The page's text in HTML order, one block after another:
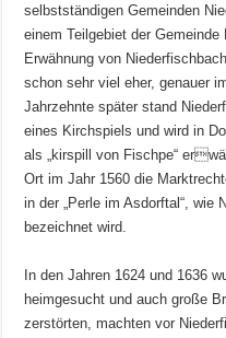
selbstständigen Gemeinden
einem Teilgebiet der
Erwähnung von
schon sehr viel eher, genauer
Jahrzehnte später stand
eines Kirchspiels und wird in
als „kirspill von Fischpe“
Ort im Jahr 1560 die
in der „Perle im Asdorftal“,
bezeichnet wird.
In den Jahren 1624 und 1636
heimgesucht und auch große
zerstörten, machten vor